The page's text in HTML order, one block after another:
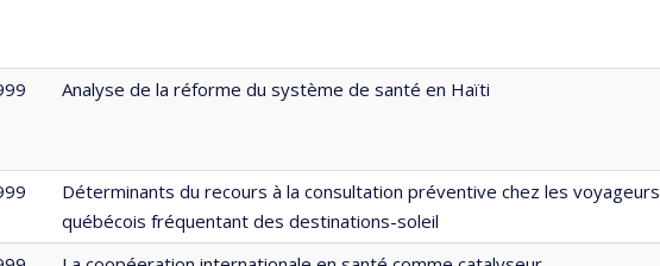
Analyse de la réforme du système de santé en Haïti
Déterminants du recours à la consultation préventive chez les voyageurs
québécois fréquentant des destinations-soleil